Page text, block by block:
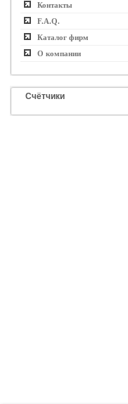
Контакты
F.A.Q.
Каталог фирм
О компании
Счётчики